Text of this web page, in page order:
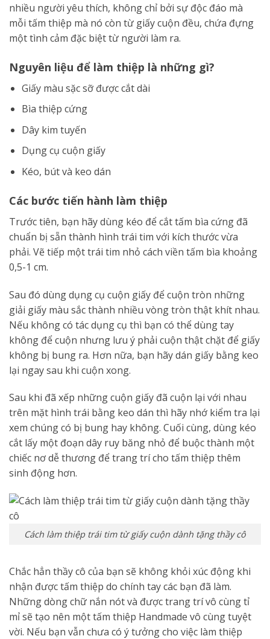
nhiều người yêu thích, không chỉ bởi sự độc đáo mà
mỗi tấm thiệp mà nó còn từ giấy cuộn đều, chứa đựng
một tình cảm đặc biệt từ người làm ra.
Nguyên liệu để làm thiệp là những gì?
Giấy màu sặc sỡ được cắt dài
Bìa thiệp cứng
Dây kim tuyến
Dụng cụ cuộn giấy
Kéo, bút và keo dán
Các bước tiến hành làm thiệp
Trước tiên, bạn hãy dùng kéo để cắt tấm bìa cứng đã
chuẩn bị sẵn thành hình trái tim với kích thước vừa
phải. Vẽ tiếp một trái tim nhỏ cách viền tấm bìa khoảng
0,5-1 cm.
Sau đó dùng dụng cụ cuộn giấy để cuộn tròn những
giải giấy màu sắc thành nhiều vòng tròn thật khít nhau.
Nếu không có tác dụng cụ thì bạn có thể dùng tay
không để cuộn nhưng lưu ý phải cuộn thật chặt để giấy
không bị bung ra. Hơn nữa, bạn hãy dán giấy bằng keo
lại ngay sau khi cuộn xong.
Sau khi đã xếp những cuộn giấy đã cuộn lại với nhau
trên mặt hình trái bằng keo dán thì hãy nhớ kiểm tra lại
xem chúng có bị bung hay không. Cuối cùng, dùng kéo
cắt lấy một đoạn dây ruy băng nhỏ để buộc thành một
chiếc nơ dễ thương để trang trí cho tấm thiệp thêm
sinh động hơn.
Cách làm thiệp trái tim từ giấy cuộn dành tặng thầy cô
Chắc hẳn thầy cô của bạn sẽ không khỏi xúc động khi
nhận được tấm thiệp do chính tay các bạn đã làm.
Những dòng chữ nắn nót và được trang trí vô cùng tỉ
mỉ sẽ tạo nên một tấm thiệp Handmade vô cùng tuyệt
vời. Nếu bạn vẫn chưa có ý tưởng cho việc làm thiệp